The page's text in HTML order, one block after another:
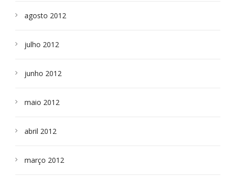
agosto 2012
julho 2012
junho 2012
maio 2012
abril 2012
março 2012